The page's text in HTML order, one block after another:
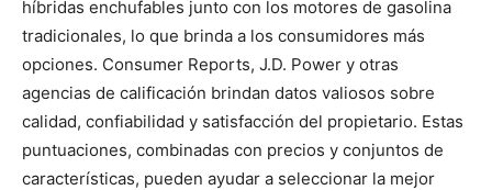
híbridas enchufables junto con los motores de gasolina
tradicionales, lo que brinda a los consumidores más
opciones. Consumer Reports, J.D. Power y otras
agencias de calificación brindan datos valiosos sobre
calidad, confiabilidad y satisfacción del propietario. Estas
puntuaciones, combinadas con precios y conjuntos de
características, pueden ayudar a seleccionar la mejor